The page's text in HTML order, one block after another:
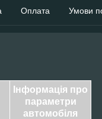
Оплата Умови
Інформація про
параметри
автомобіля